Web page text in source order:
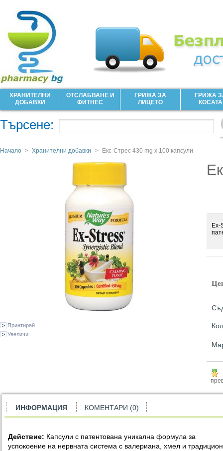
ХРАНИТЕЛНИ
ДОБАВКИ
ОТСЛАБВАНЕ И
ФИТНЕС
ГРИЖА ЗА
ЛИЦЕТО
ГРИЖА
КОСАТА
Търсене:
Начало > Хранителни добавки > Екс-Стрес 430 mg х 100 капсули
Принтирай
Увеличи
Ex-
ИНФОРМАЦИЯ КОМЕНТАРИ (0)
Действие: Капсули с патентована уникална формула за
успокоение на нервната система с валериана, хмел и